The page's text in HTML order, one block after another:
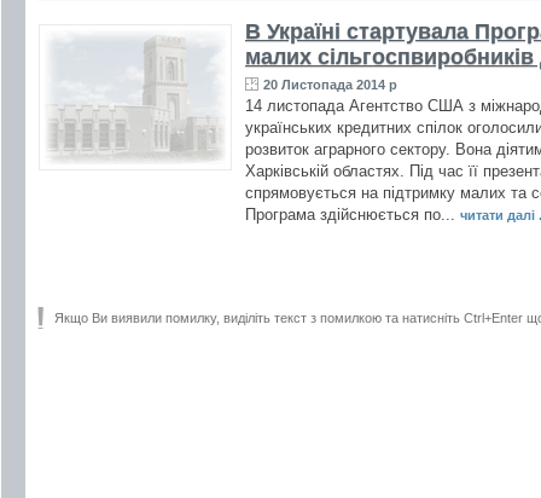
В Україні стартувала
малих сільгоспвиробників
20 Листопада 2014 р
14 листопада Агентство США з
українських кредитних спілок
розвиток аграрного сектору. Вона
Харківській областях. Під час її
спрямовується на підтримку малих та
Програма здійснюється по... читати далі
Якщо Ви виявили помилку, виділіть текст з помилкою та натисніть Ctrl+Enter